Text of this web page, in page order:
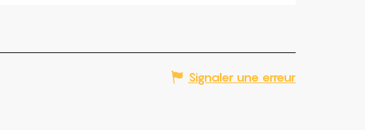
Signaler une erreur